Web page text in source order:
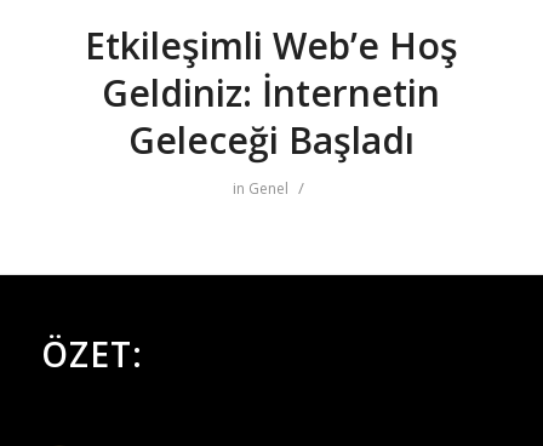
Etkileşimli Web’e Hoş
Geldiniz: İnternetin
Geleceği Başladı
in Genel /
ÖZET: